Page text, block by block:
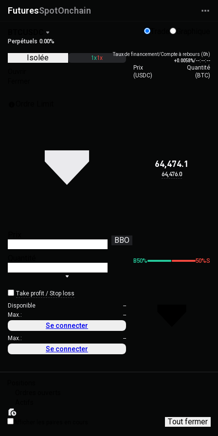
FuturesSpotOnchain
Perpétuels 0.00%
Isolée 1x1x
BBO
Take profit / Stop loss
Disponible
--
Max.:
--
Se connecter
Max.: --
Se connecter
Taux de financement/Compte à rebours (0h)
+0.0058%/--:--:--
Prix
(USDC)
Quantité
( BTC)
64,474.1
64,476.0
B50% 50%S
Tout fermer